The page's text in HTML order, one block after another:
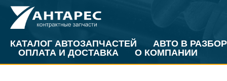
КАТАЛОГ АВТОЗАПЧАСТЕЙ
АВТО В РАЗБОР
ОПЛАТА И ДОСТАВКА
О КОМПАНИИ